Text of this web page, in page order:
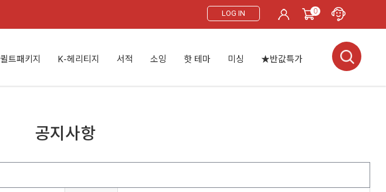
LOG IN 0
퀼트패키지 K-헤리티지 서적 소잉 핫 테마 미싱 ★반값특가
공지사항